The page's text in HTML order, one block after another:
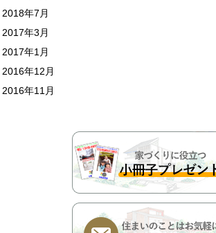
2018年7月
2017年3月
2017年1月
2016年12月
2016年11月